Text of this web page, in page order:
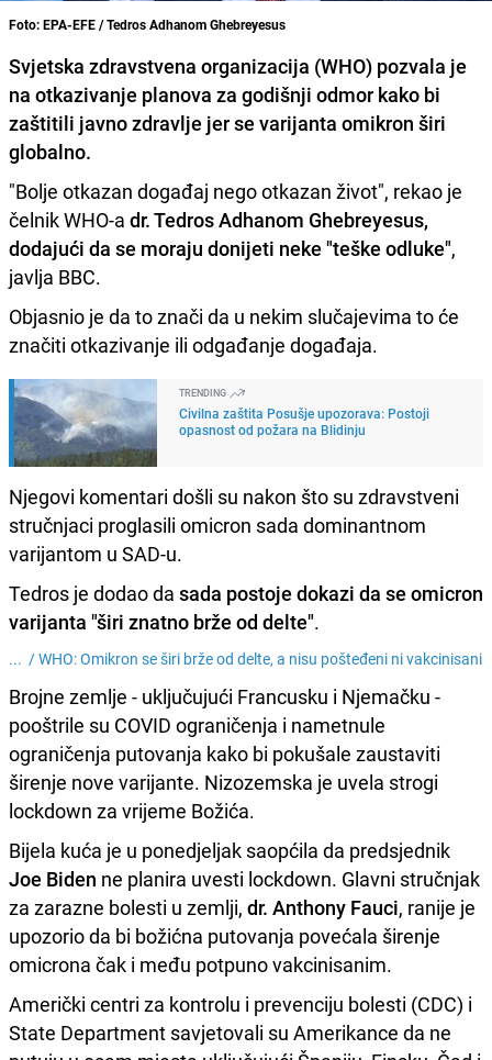
Foto: EPA-EFE / Tedros Adhanom Ghebreyesus
Svjetska zdravstvena organizacija (WHO) pozvala je
na otkazivanje planova za godišnji odmor kako bi
zaštitili javno zdravlje jer se varijanta omikron širi
globalno.
"Bolje otkazan događaj nego otkazan život", rekao je
čelnik WHO-a dr. Tedros Adhanom Ghebreyesus,
dodajući da se moraju donijeti neke "teške odluke",
javlja BBC.
Objasnio je da to znači da u nekim slučajevima to će
značiti otkazivanje ili odgađanje događaja.
TRENDING
Civilna zaštita Posušje upozorava: Postoji
opasnost od požara na Blidinju
Njegovi komentari došli su nakon što su zdravstveni
stručnjaci proglasili omicron sada dominantnom
varijantom u SAD-u.
Tedros je dodao da sada postoje dokazi da se omicron
varijanta "širi znatno brže od delte".
... /WHO: Omikron se širi brže od delte, a nisu pošteđeni ni vakcinisani
Brojne zemlje - uključujući Francusku i Njemačku -
pooštrile su COVID ograničenja i nametnule
ograničenja putovanja kako bi pokušale zaustaviti
širenje nove varijante. Nizozemska je uvela strogi
lockdown za vrijeme Božića.
Bijela kuća je u ponedjeljak saopćila da predsjednik
Joe Biden ne planira uvesti lockdown. Glavni stručnjak
za zarazne bolesti u zemlji, dr. Anthony Fauci, ranije je
upozorio da bi božićna putovanja povećala širenje
omicrona čak i među potpuno vakcinisanim.
Američki centri za kontrolu i prevenciju bolesti (CDC) i
State Department savjetovali su Amerikance da ne